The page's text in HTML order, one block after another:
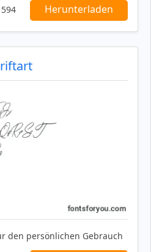
Herunterladen
den persönlichen Gebrauch